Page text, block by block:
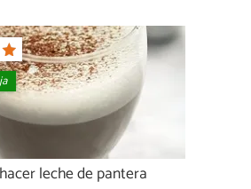
leche de pantera